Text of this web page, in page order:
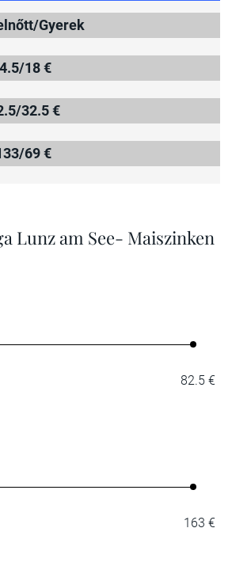
Gyerek
18 €
32.5 €
69 €
Lunz am See- Maiszinken
82.5 €
163 €